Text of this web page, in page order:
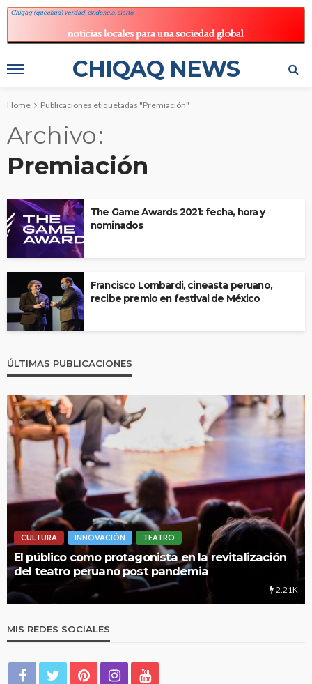
CHIQAQ NEWS
Home Publicaciones etiquetadas "Premiación"
Archivo
Premiación
The Game Awards 2021: fecha, hora y
nominados
Francisco Lombardi, cineasta peruano,
recibe premio en festival de México
ÚLTIMAS PUBLICACIONES
CULTURA INNOVACIÓN TEATRO
El público como protagonista en la revitalización
del teatro peruano post pandemia
2.21K
MIS REDES SOCIALES